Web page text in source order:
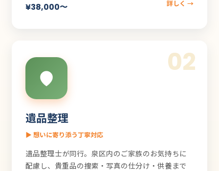
¥38,000〜 詳しく →
02
遺品整理
▶ 想いに寄り添う丁寧対応
遺品整理士が同行。泉区内のご家族のお気持ちに
配慮し、貴重品の捜索・写真の仕分け・供養まで